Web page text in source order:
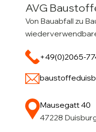
AVG
Von Bauabfall zu
+49(0)2065-
Mausegatt 40
47228